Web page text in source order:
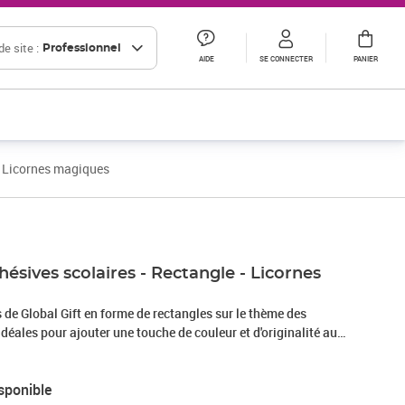
site : Professionnel
AIDE SE CONNECTER PANIER
magiques
scolaires - Rectangle - Licornes
Global Gift en forme de rectangles sur le thème des
pour ajouter une touche de couleur et d'originalité aux
paquets cadeaux. Ce paquet d'étiquettes fantaisies
personnalisables. Leur adhésion est résistante et se